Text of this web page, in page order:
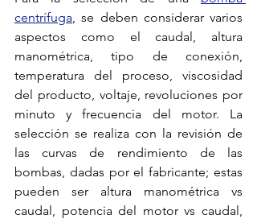
centrífuga, se deben considerar varios
aspectos como el caudal, altura
manométrica, tipo de conexión,
temperatura del proceso, viscosidad
del producto, voltaje, revoluciones por
minuto y frecuencia del motor. La
selección se realiza con la revisión de
las curvas de rendimiento de las
bombas, dadas por el fabricante; estas
pueden ser altura manométrica vs
caudal, potencia del motor vs caudal,